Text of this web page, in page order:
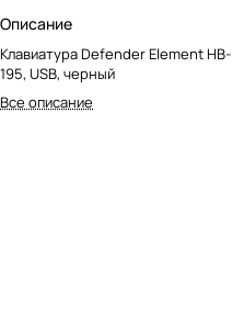
Описание
Клавиатура Defender Element HB-
195, USB, черный
Все описание